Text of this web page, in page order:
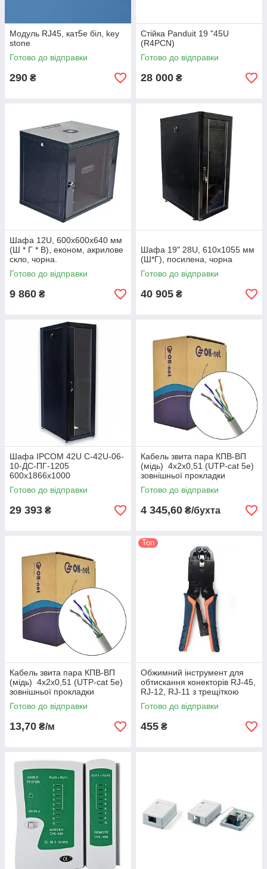
Модуль RJ45, кат5е біл, key
stone
Готово до відправки
290 ₴
Стійка Panduit 19 "45U
(R4PCN)
Готово до відправки
28 000 ₴
Шафа 12U, 600х600х640 мм
(Ш * Г * В), економ, акрилове
скло, чорна.
Готово до відправки
9 860 ₴
Шафа 19" 28U, 610х1055 мм
(Ш*Г), посилена, чорна
Готово до відправки
40 905 ₴
Шафа IPCOM 42U С-42U-06-
10-ДС-ПГ-1205
600х1866х1000
Готово до відправки
29 393 ₴
Кабель звита пара КПВ-ВП
(мідь) 4х2х0,51 (UTP-cat 5e)
зовнішньої прокладки
Готово до відправки
4 345,60 ₴/бухта
Кабель звита пара КПВ-ВП
(мідь) 4х2х0,51 (UTP-cat 5e)
зовнішньої прокладки
Готово до відправки
13,70 ₴/м
Топ
Обжимний інструмент для
обтискання конекторів RJ-45,
RJ-12, RJ-11 з трещіткою
Готово до відправки
455 ₴